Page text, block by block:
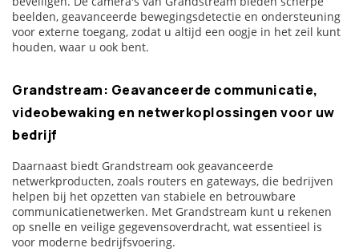
beelden, geavanceerde bewegingsdetectie en ondersteuning
voor externe toegang, zodat u altijd een oogje in het zeil kunt
houden, waar u ook bent.
Grandstream: Geavanceerde communicatie,
videobewaking en netwerkoplossingen voor uw
bedrijf
Daarnaast biedt Grandstream ook geavanceerde
netwerkproducten, zoals routers en gateways, die bedrijven
helpen bij het opzetten van stabiele en betrouwbare
communicatienetwerken. Met Grandstream kunt u rekenen
op snelle en veilige gegevensoverdracht, wat essentieel is
voor moderne bedrijfsvoering.